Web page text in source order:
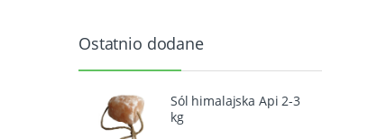
Ostatnio dodane
Sól himalajska Api 2-3
kg